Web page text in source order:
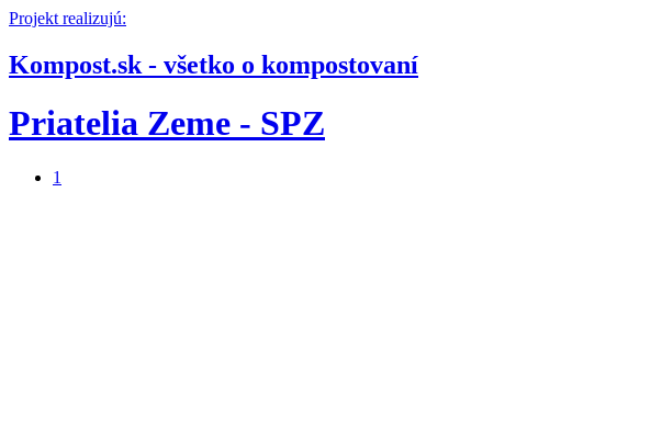
Projekt realizujú:
Kompost.sk - všetko o kompostovaní
Priatelia Zeme - SPZ
1